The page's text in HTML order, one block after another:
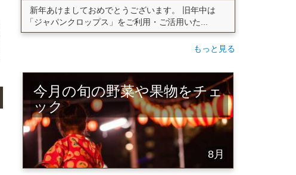
新年あけましておめでとうございます。 旧年中は
「ジャパンクロップス」をご利用・ご活用いた...
もっと見る
今月の旬の野菜や果物をチェ
ック
8月